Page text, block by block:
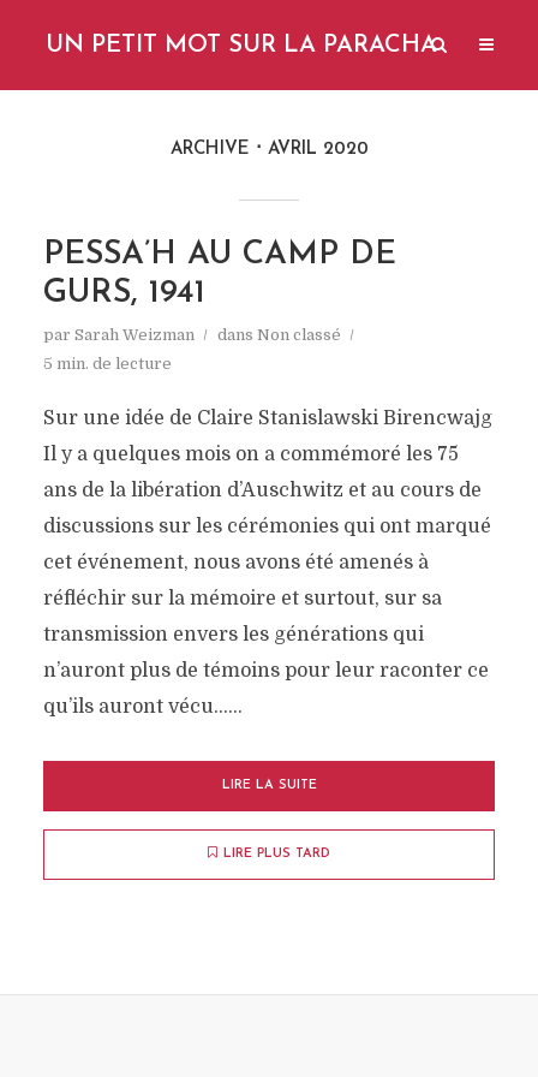
UN PETIT MOT SUR LA PARACHA
ARCHIVE AVRIL 2020
PESSA’H AU CAMP DE
GURS, 1941
par Sarah Weizman dans Non classé
5 min. de lecture
Sur une idée de Claire Stanislawski Birencwajg
Il y a quelques mois on a commémoré les 75
ans de la libération d’Auschwitz et au cours de
discussions sur les cérémonies qui ont marqué
cet événement, nous avons été amenés à
réfléchir sur la mémoire et surtout, sur sa
transmission envers les générations qui
n’auront plus de témoins pour leur raconter ce
qu’ils auront vécu…...
LIRE LA SUITE
LIRE PLUS TARD